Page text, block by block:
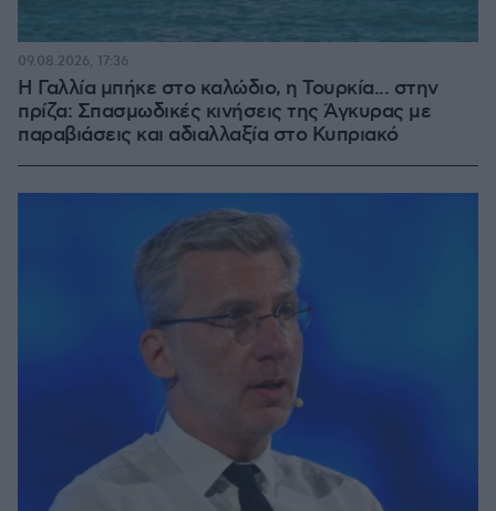
Η Γαλλία μπήκε στο καλώδιο, η Τουρκία... στην
πρίζα: Σπασμωδικές κινήσεις της Άγκυρας με
παραβιάσεις και αδιαλλαξία στο Κυπριακό
09.08.2026, 17:36